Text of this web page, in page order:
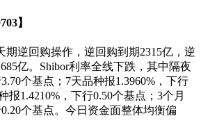
】
期逆回购操作，逆回购到期2315亿，逆
亿。Shibor利率全线下跌，其中隔夜
个基点；7天品种报1.3960%，下行
报1.4210%，下行0.50个基点；3个月
个基点。今日资金面整体均衡偏